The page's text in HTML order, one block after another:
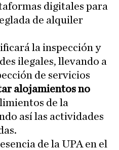
digitales para
de alquiler
la inspección y
ilegales, llevando a
de servicios
alojamientos no
de la
así las actividades
de la UPA en el